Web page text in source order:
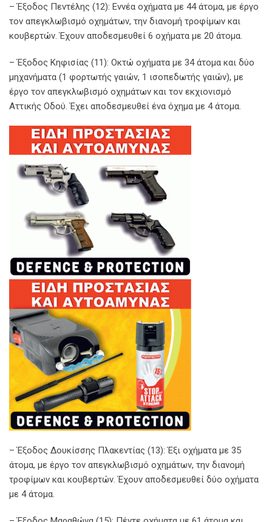
– Έξοδος Πεντέλης (12): Εννέα οχήματα με 44 άτομα, με έργο
τον απεγκλωβισμό οχημάτων, την διανομή τροφίμων και
κουβερτών. Έχουν αποδεσμευθεί 6 οχήματα με 20 άτομα.
– Έξοδος Κηφισίας (11): Οκτώ οχήματα με 34 άτομα και δύο
μηχανήματα (1 φορτωτής γαιών, 1 ισοπεδωτής γαιών), με
έργο τον απεγκλωβισμό οχημάτων και τον εκχιονισμό
Αττικής Οδού. Έχει αποδεσμευθεί ένα όχημα με 4 άτομα.
– Έξοδος Δουκίσσης Πλακεντίας (13): Έξι οχήματα με 35
άτομα, με έργο τον απεγκλωβισμό οχημάτων, την διανομή
τροφίμων και κουβερτών. Έχουν αποδεσμευθεί δύο οχήματα
με 4 άτομα.